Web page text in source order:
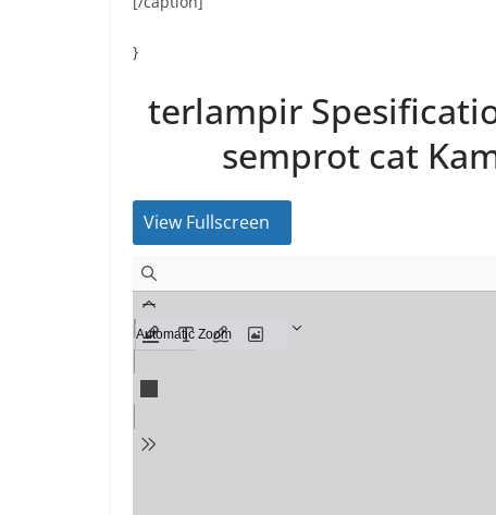
}
terlampir
semprot cat
View Fullscreen